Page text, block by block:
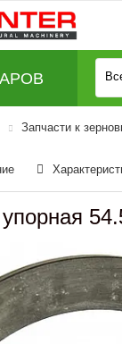
Запчасти к